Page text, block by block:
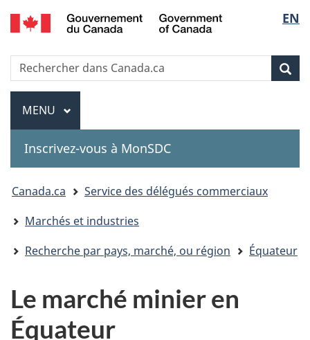
Passer
au
principal
Passer
à
Au
sujet
»
Passer
à
version
HTML
de
la
EN
Government
Recherche
Rechercher
dans
Canada.ca
Menu
MENU PRINCIPAL
Inscrivez-vous à MonSDC
You
are
here:
Canada.ca
Service des délégués commerciaux
Marchés et industries
Recherche par pays, marché, ou région
Équateur
Le marché minier en
Équateur